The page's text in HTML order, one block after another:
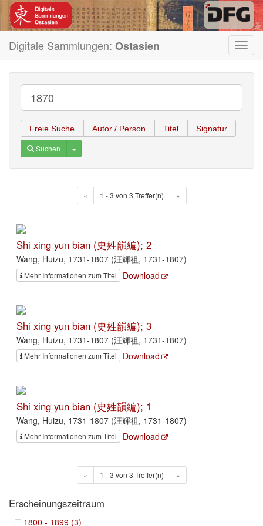
Digitale Sammlungen: Ostasien
Freie Suche Autor / Person Titel Signatur
Suchen Toggle Dropdown
« 1 - 3 von 3 Treffer(n) »
Shi xing yun bian (史姓韻編); 2
Wang, Huizu, 1731-1807 (汪輝祖, 1731-1807)
Mehr Informationen zum Titel Download
Shi xing yun bian (史姓韻編); 3
Wang, Huizu, 1731-1807 (汪輝祖, 1731-1807)
Mehr Informationen zum Titel Download
Shi xing yun bian (史姓韻編); 1
Wang, Huizu, 1731-1807 (汪輝祖, 1731-1807)
Mehr Informationen zum Titel Download
« 1 - 3 von 3 Treffer(n) »
Erscheinungszeitraum
1800 - 1899 (3)